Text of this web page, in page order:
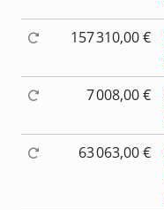
157 310,00 €
7 008,00 €
63 063,00 €